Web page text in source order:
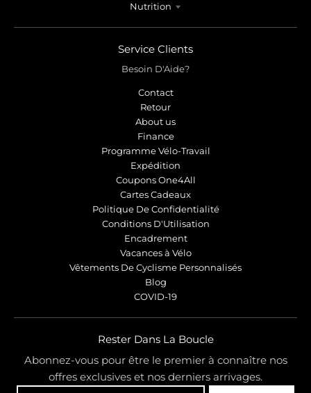
Nutrition
Service Clients
Besoin D'Aide?
Contact
Retour
About us
Finance
Programme Vélo-Travail
Expédition
Coupons One4All
Cartes Cadeaux
Politique De Confidentialité
Conditions D'Utilisation
Encadrement
Vacances à Vélo
Vêtements De Cyclisme Personnalisés
Blog
COVID-19
Rester Dans La Boucle
Abonnez-vous pour être le premier à connaître nos
offres exclusives et nos derniers arrivages.